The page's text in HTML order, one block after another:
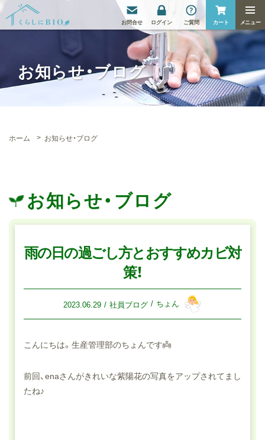
お問合せ ログイン ご質問 カート
お知らせ・ブログ
ホーム お知らせ・ブログ
お知らせ・ブログ
雨の日の過ごし方とおすすめカビ対
策！
2023.06.29 社員ブログ ちょん
こんにちは。生産管理部のちょんです👼
前回、enaさんがきれいな紫陽花の写真をアップされてまし
たね♪